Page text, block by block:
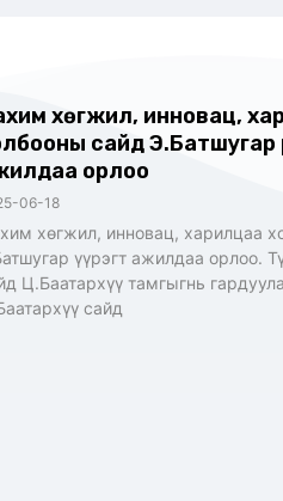
хөгжил, инновац,
сайд Э.Батшугар
орлоо
06-18
хөгжил, инновац, харилцаа
үүрэгт ажилдаа орлоо.
Ц.Баатархүү тамгыгнь
сайд